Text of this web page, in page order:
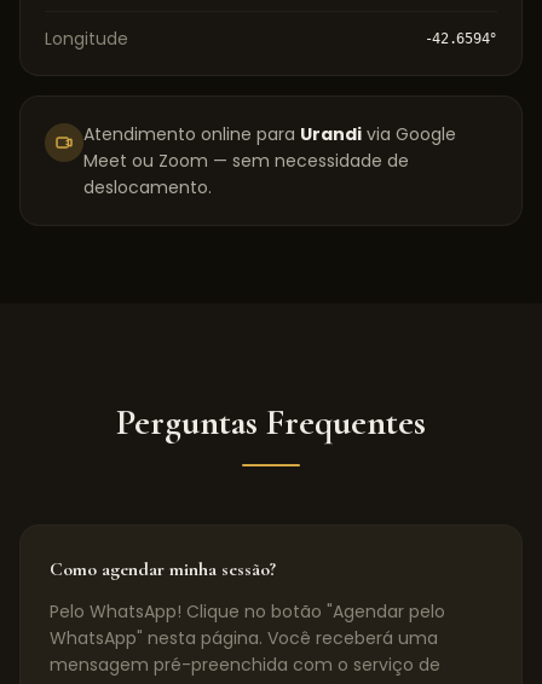
Longitude -42.6594°
Atendimento online para Urandi via Google
Meet ou Zoom — sem necessidade de
deslocamento.
Perguntas Frequentes
Como agendar minha sessão?
Pelo WhatsApp! Clique no botão "Agendar pelo
WhatsApp" nesta página. Você receberá uma
mensagem pré-preenchida com o serviço de